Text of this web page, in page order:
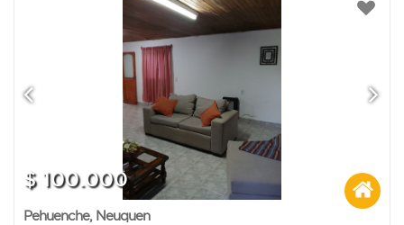
$ 100.000
Pehuenche, Neuquen